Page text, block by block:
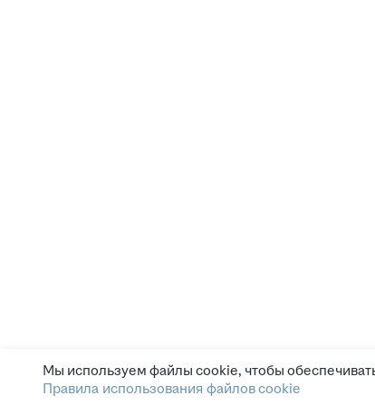
Мы используем файлы cookie, чтобы
Правила использования файлов cookie